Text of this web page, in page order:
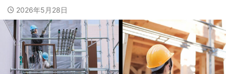
2026年5月28日